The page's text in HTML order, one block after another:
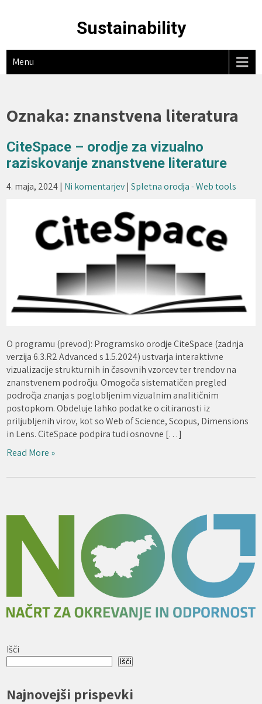
Sustainability
Menu
Oznaka: znanstvena literatura
CiteSpace – orodje za vizualno
raziskovanje znanstvene literature
4. maja, 2024| Ni komentarjev|Spletna orodja - Web tools
O programu (prevod): Programsko orodje CiteSpace (zadnja
verzija 6.3.R2 Advanced s 1.5.2024) ustvarja interaktivne
vizualizacije strukturnih in časovnih vzorcev ter trendov na
znanstvenem področju. Omogoča sistematičen pregled
področja znanja s poglobljenim vizualnim analitičnim
postopkom. Obdeluje lahko podatke o citiranosti iz
priljubljenih virov, kot so Web of Science, Scopus, Dimensions
in Lens. CiteSpace podpira tudi osnovne […]
Read More »
Išči
Išči
Najnovejši prispevki